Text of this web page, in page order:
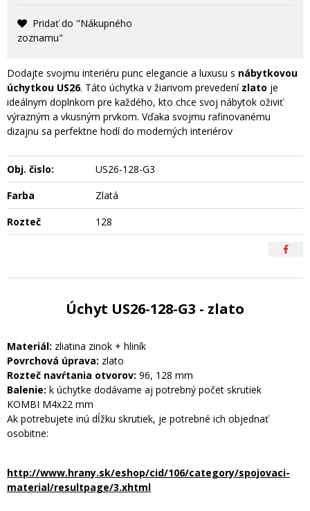
Pridať do "Nákupného
zoznamu"
Dodajte svojmu interiéru punc elegancie a luxusu s nábytkovou
úchytkou US26. Táto úchytka v žiarivom prevedení zlato je
ideálnym doplnkom pre každého, kto chce svoj nábytok oživiť
výrazným a vkusným prvkom. Vďaka svojmu rafinovanému
dizajnu sa perfektne hodí do moderných interiérov
Obj. čislo:
US26-128-G3
Farba
Zlatá
Rozteč
128
Úchyt US26-128-G3 - zlato
Materiál: zliatina zinok + hliník
Povrchová úprava: zlato
Rozteč navŕtania otvorov: 96, 128 mm
Balenie: k úchytke dodávame aj potrebný počet skrutiek
KOMBI M4x22 mm
Ak potrebujete inú dĺžku skrutiek, je potrebné ich objednať
osobitne:
http://www.hrany.sk/eshop/cid/106/category/spojovaci-
material/resultpage/3.xhtml